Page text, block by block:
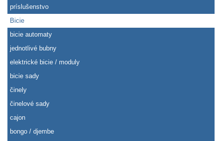
príslušenstvo
Bicie
bicie automaty
jednotlivé bubny
elektrické bicie / moduly
bicie sady
činely
činelové sady
cajon
bongo / djembe